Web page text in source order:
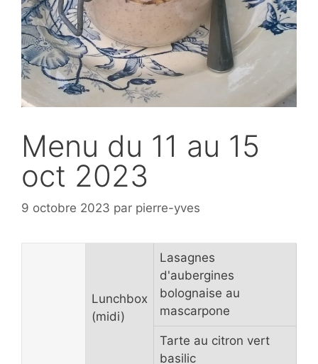
Menu du 11 au 15
oct 2023
9 octobre 2023 par pierre-yves
Lunchbox
(midi)
Lasagnes
d'aubergines
bolognaise au
mascarpone
Tarte au citron vert
basilic